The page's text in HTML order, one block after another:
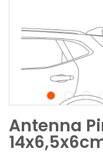
Antenna